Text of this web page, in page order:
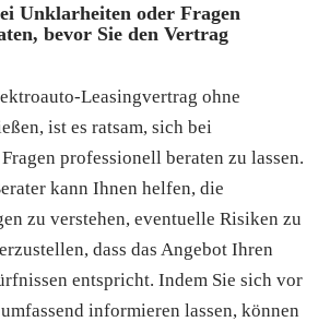
Unklarheiten oder Fragen
bevor Sie den Vertrag
Leasingvertrag ohne
ist es ratsam, sich bei
professionell beraten zu lassen.
kann Ihnen helfen, die
zu verstehen, eventuelle Risiken zu
dass das Angebot Ihren
entspricht. Indem Sie sich vor
informieren lassen, können